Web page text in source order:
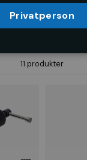
11 produkter
Privatperson